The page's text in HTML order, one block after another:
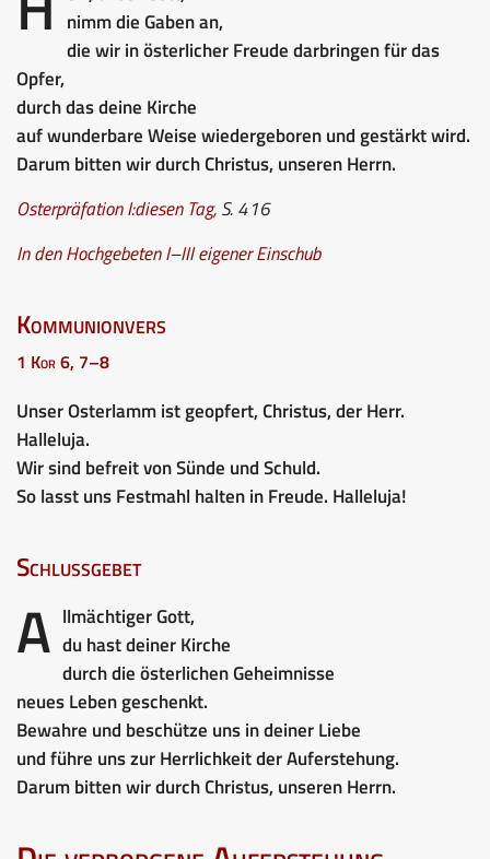
nimm die Gaben an,
die wir in österlicher Freude darbringen für das
Opfer,
durch das deine Kirche
auf wunderbare Weise wiedergeboren und gestärkt wird.
Darum bitten wir durch Christus, unseren Herrn.
Osterpräfation I:diesen Tag,S. 416
In den Hochgebeten I–III eigener Einschub
Kommunionvers
1 Kor 6, 7–8
Unser Osterlamm ist geopfert, Christus, der Herr.
Halleluja.
Wir sind befreit von Sünde und Schuld.
So lasst uns Festmahl halten in Freude. Halleluja!
Schlussgebet
A llmächtiger Gott,
du hast deiner Kirche
durch die österlichen Geheimnisse
neues Leben geschenkt.
Bewahre und beschütze uns in deiner Liebe
und führe uns zur Herrlichkeit der Auferstehung.
Darum bitten wir durch Christus, unseren Herrn.